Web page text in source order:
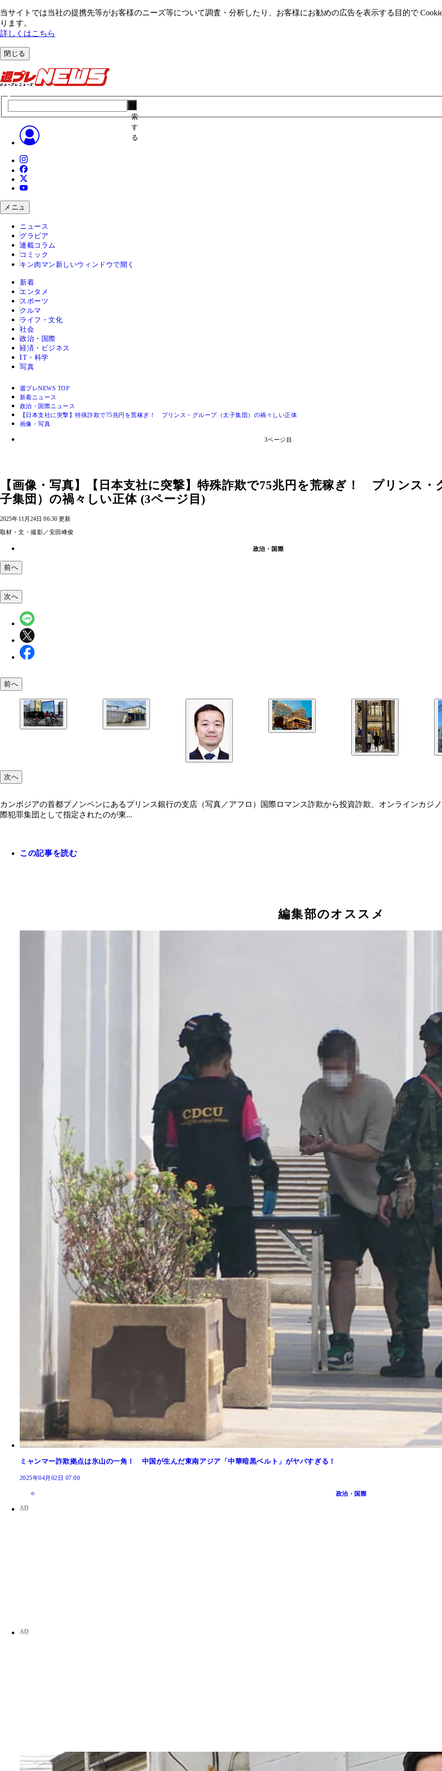
当サイトでは当社の提携先等がお客様のニーズ等について調査・分析したり、お客様にお勧めの広告を表⽰する⽬的で
ります。
詳しくはこちら
閉じる
索
す
る
メニュ
ニュース
グラビア
連載コラム
コミック
キン肉マン 新しいウィンドウで開く
新着
エンタメ
スポーツ
クルマ
ライフ・文化
社会
政治・国際
経済・ビジネス
IT・科学
写真
週プレNEWS TOP
新着ニュース
政治・国際ニュース
【日本支社に突撃】特殊詐欺で75兆円を荒稼ぎ！ プリンス・グループ（太子集団）の禍々しい正体
画像・写真
3ページ目
【画像・写真】【日本支社に突撃】特殊詐欺で75兆円を荒稼ぎ！ プリンス・
子集団）の禍々しい正体 (3ページ目)
2025年11月24日 06:30 更新
取材・文・撮影／安田峰俊
政治・国際
前へ
カンボジアの首都プノンペンにあるプリンス銀行の支店（写真／アフロ）
カンボジア西部のポイペトにある「園区（詐欺パーク）」。プリンス・グループが運営するものとは別のエリア
カンボジア南部の港湾都市シアヌークビルにある太子集団傘下の豪奢なホテル
同ホテル
プリンスジャパン社が入居していたとみられる渋谷区内のビル
キャノピーサンズデベロップメントジャパン社の拠点があったとみられる大阪府岸和田市内のビル
次へ
前へ
次へ
カンボジアの首都プノンペンにあるプリンス銀行の支店（写真／アフロ）国際ロマンス詐欺から投資詐欺、オンラインカジ
際犯罪集団として指定されたのが東...
この記事を読む
編集部のオススメ
ミャンマー詐欺拠点は氷山の一角！ 中国が生んだ東南アジア「中華暗黒ベルト」がヤバすぎる！
2025年04月02日 07:00
政治・国際